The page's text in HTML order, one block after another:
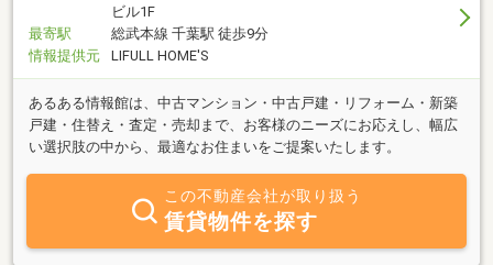
ビル1F
最寄駅
総武本線 千葉駅 徒歩9分
情報提供元
LIFULL HOME'S
あるある情報館は、中古マンション・中古戸建・リフォーム・新築
戸建・住替え・査定・売却まで、お客様のニーズにお応えし、幅広
い選択肢の中から、最適なお住まいをご提案いたします。
この不動産会社が取り扱う
賃貸物件を探す